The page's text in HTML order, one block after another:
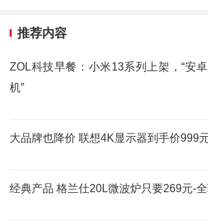
推荐内容
ZOL科技早餐：小米13系列上架，“安
机”
大品牌也降价 联想4K显示器到手价999
经典产品 格兰仕20L微波炉只要269元-